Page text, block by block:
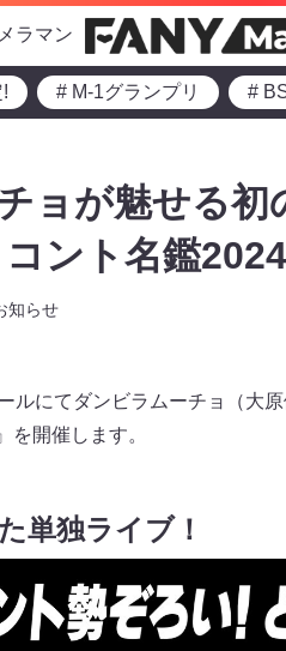
ラマン
# M-1グランプリ #
ョが魅せる
ント名鑑
知らせ
ルにてダンビラムーチョ（大
開催します。
単独ライブ！